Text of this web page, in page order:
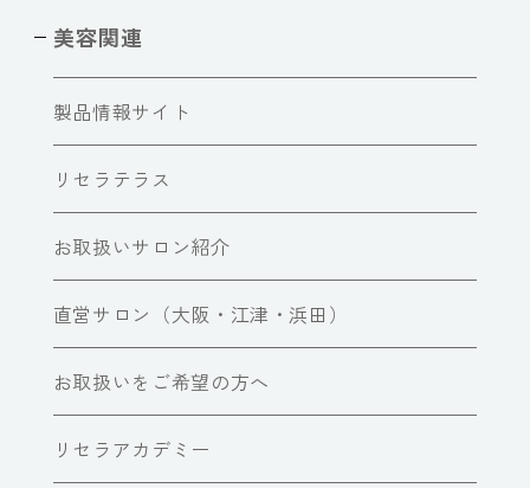
美容関連
製品情報サイト
リセラテラス
お取扱いサロン紹介
直営サロン（大阪・江津・浜田）
お取扱いをご希望の方へ
リセラアカデミー